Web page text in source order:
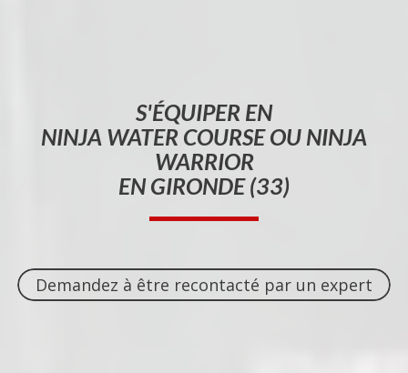
S'ÉQUIPER EN
NINJA WATER COURSE OU NINJA
WARRIOR
EN GIRONDE (33)
Demandez à être recontacté par un expert